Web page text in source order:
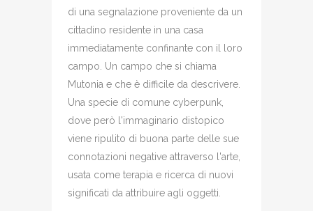
di una segnalazione proveniente da un
cittadino residente in una casa
immediatamente confinante con il loro
campo. Un campo che si chiama
Mutonia e che è difficile da descrivere.
Una specie di comune cyberpunk,
dove però l'immaginario distopico
viene ripulito di buona parte delle sue
connotazioni negative attraverso l'arte,
usata come terapia e ricerca di nuovi
significati da attribuire agli oggetti.